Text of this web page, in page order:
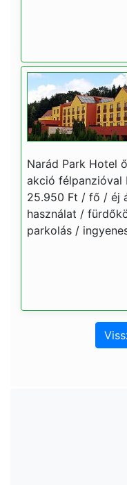
Narád Park Hotel
akció félpanzióval
25.950 Ft / fő / éj
használat /
parkolás /